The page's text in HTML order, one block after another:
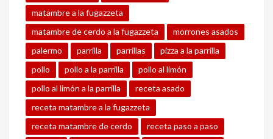
matambre a la fugazzeta
matambre de cerdo a la fugazzeta
morrones asados
palermo
parrilla parrillas
pizza a la parrilla
pollo
pollo a la parrilla
pollo al limón
pollo al limón a la parrilla
receta asado
receta matambre a la fugazzeta
receta matambre de cerdo
receta paso a paso